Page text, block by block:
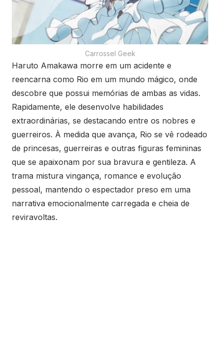
Carrossel Geek
Haruto Amakawa morre em um acidente e
reencarna como Rio em um mundo mágico, onde
descobre que possui memórias de ambas as vidas.
Rapidamente, ele desenvolve habilidades
extraordinárias, se destacando entre os nobres e
guerreiros. À medida que avança, Rio se vê rodeado
de princesas, guerreiras e outras figuras femininas
que se apaixonam por sua bravura e gentileza. A
trama mistura vingança, romance e evolução
pessoal, mantendo o espectador preso em uma
narrativa emocionalmente carregada e cheia de
reviravoltas.